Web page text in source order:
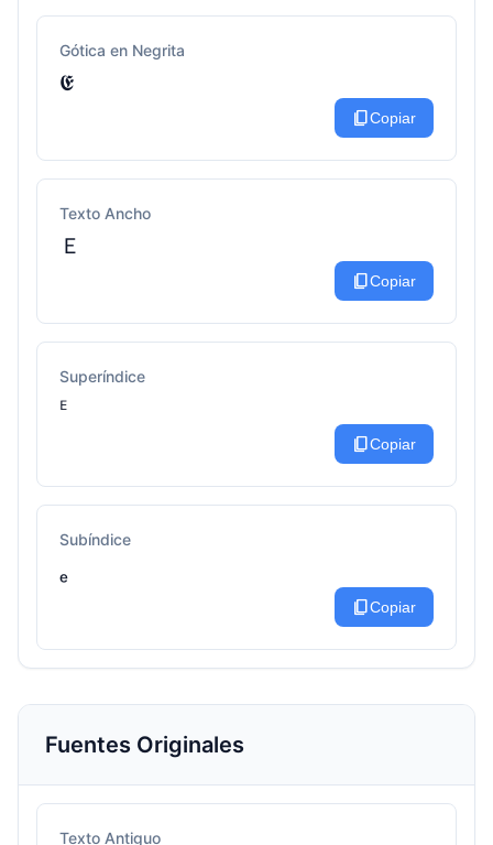
Gótica en Negrita
𝕰
content_copyCopiar
Texto Ancho
Ｅ
content_copyCopiar
Superíndice
ᴱ
content_copyCopiar
Subíndice
ₑ
content_copyCopiar
Fuentes Originales
Texto Antiguo